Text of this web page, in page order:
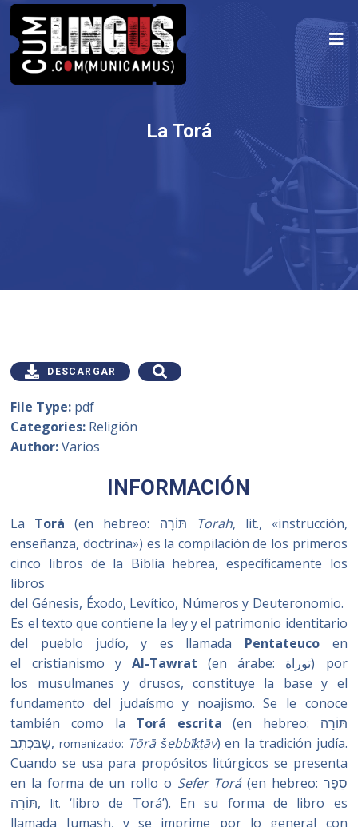
La Torá
INFORMACIÓN
La Torá (en hebreo: תּוֹרָה Torah, lit., «instrucción,
enseñanza, doctrina») es la compilación de los primeros
cinco libros de la Biblia hebrea, específicamente los
libros
del Génesis, Éxodo, Levítico, Números y Deuteronomio.
Es el texto que contiene la ley y el patrimonio identitario
del pueblo judío, y es llamada Pentateucoen
el cristianismo y Al-Tawrat (en árabe: توراة‎) por
los musulmanes y drusos, constituye la base y el
fundamento del judaísmo y noajismo.Se le conoce
también como la Torá escrita (en hebreo: תּוֹרָה
שֶׁבִּכְתָב‎‎, romanizado: Tōrā šebbīḵṯāv) en la tradición judía.
Cuando se usa para propósitos litúrgicos se presenta
en la forma de un rollo o Sefer Torá(en hebreo: סֵפֶר
תּוֹרָה‎, lit.‘libro de Torá’). En su forma de libro es
llamada Jumash, y se imprime por lo general con
DESCARGAR
File Type: pdf
Categories: Religión
Author:Varios